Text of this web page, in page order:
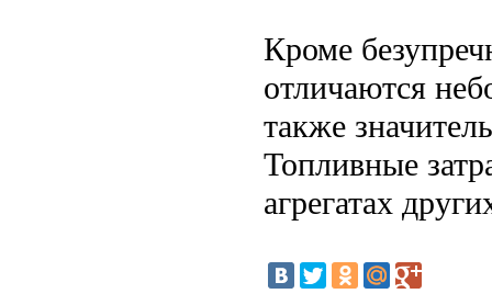
Кроме
отличаются
также
Топливные
агрегатах